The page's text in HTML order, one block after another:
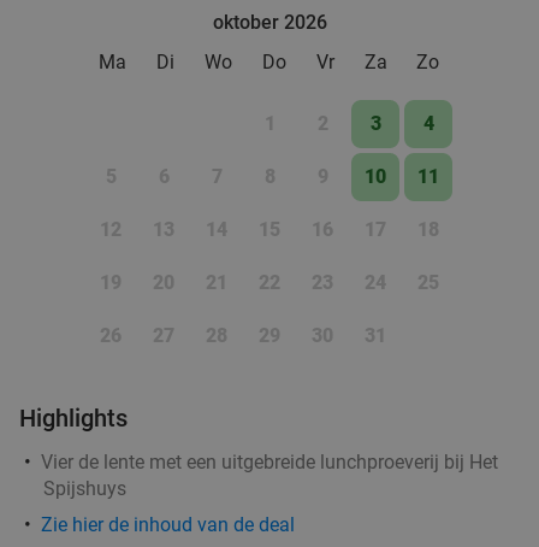
oktober 2026
Ma
Di Wo Do Vr Za Zo
1 2 3 4
5 6 7 8 9 10 11
12 13 14 15 16 17 18
19 20 21 22 23 24 25
26 27 28 29 30 31
Highlights
Vier de lente met een uitgebreide lunchproeverij bij Het
Spijshuys
Zie hier de inhoud van de deal